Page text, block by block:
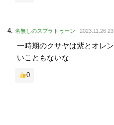
名無しのスプラトゥーン 2023.11.26
一時期のクサヤは紫とオレ
いこともないな
0